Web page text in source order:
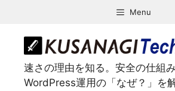
Menu
速さの理由を知る。安全の仕組み
WordPress運用の「なぜ？」を